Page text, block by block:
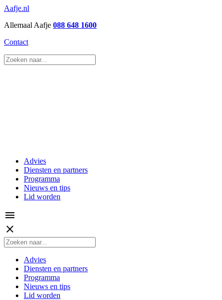
Aafje.nl
Allemaal Aafje 088 648 1600
Contact
Advies
Diensten en partners
Programma
Nieuws en tips
Lid worden
menu
close
Advies
Diensten en partners
Programma
Nieuws en tips
Lid worden